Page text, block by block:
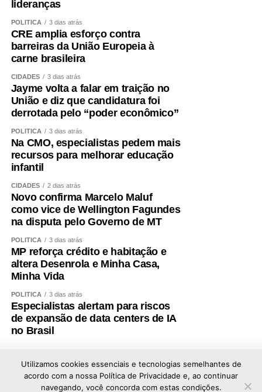
lideranças
POLÍTICA 3 dias atrás
CRE amplia esforço contra
barreiras da União Europeia à
carne brasileira
CIDADES 3 dias atrás
Jayme volta a falar em traição no
União e diz que candidatura foi
derrotada pelo “poder econômico”
POLÍTICA 3 dias atrás
Na CMO, especialistas pedem mais
recursos para melhorar educação
infantil
CIDADES 2 dias atrás
Novo confirma Marcelo Maluf
como vice de Wellington Fagundes
na disputa pelo Governo de MT
POLÍTICA 3 dias atrás
MP reforça crédito e habitação e
altera Desenrola e Minha Casa,
Minha Vida
POLÍTICA 3 dias atrás
Especialistas alertam para riscos
de expansão de data centers de IA
no Brasil
Utilizamos cookies essenciais e tecnologias semelhantes de
acordo com a nossa Política de Privacidade e, ao continuar
navegando, você concorda com estas condições.